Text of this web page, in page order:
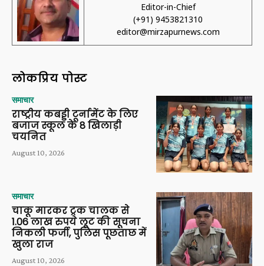
Editor-in-Chief
(+91) 9453821310
editor@mirzapurnews.com
लोकप्रिय पोस्ट
समाचार
राष्ट्रीय कबड्डी टूर्नामेंट के लिए
बजाज स्कूल के 8 खिलाड़ी
चयनित
August 10, 2026
समाचार
चाकू मारकर ट्रक चालक से
1.06 लाख रुपये लूट की सूचना
निकली फर्जी, पुलिस पूछताछ में
खुला राज
August 10, 2026